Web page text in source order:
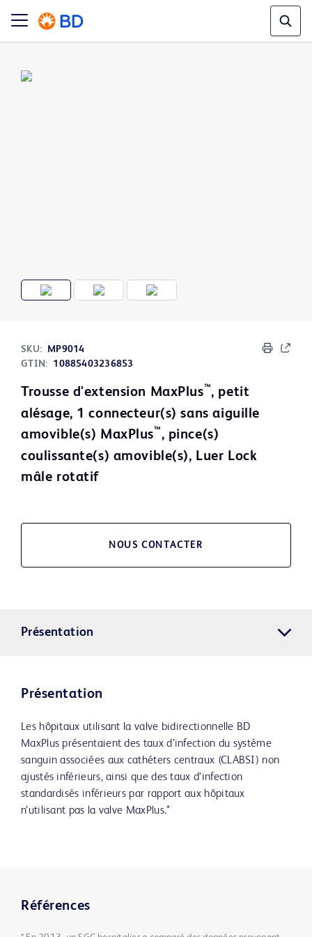
SKU:
MP9014
GTIN:
10885403236853
Trousse d'extension MaxPlus™, petit
alésage, 1 connecteur(s) sans aiguille
amovible(s) MaxPlus™ , pince(s)
coulissante(s) amovible(s), Luer Lock
mâle rotatif
NOUS CONTACTER
Présentation
Présentation
Les hôpitaux utilisant la valve bidirectionnelle BD
MaxPlus présentaient des taux d’infection du système
sanguin associées aux cathéters centraux (CLABSI) non
ajustés inférieurs, ainsi que des taux d’infection
standardisés inférieurs par rapport aux hôpitaux
n’utilisant pas la valve MaxPlus.*
Références